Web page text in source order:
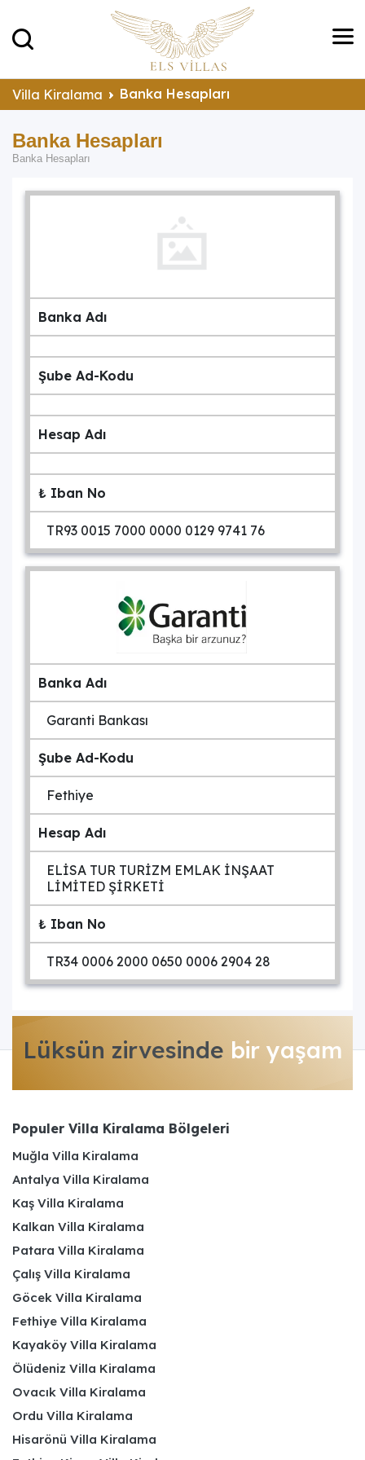
Villa Kiralama Banka Hesapları
Banka Hesapları
Banka Hesapları
Banka Adı
Şube Ad-Kodu
Hesap Adı
₺ Iban No
TR93 0015 7000 0000 0129 9741 76
Banka Adı
Garanti Bankası
Şube Ad-Kodu
Fethiye
Hesap Adı
ELİSA TUR TURİZM EMLAK İNŞAAT
LİMİTED ŞİRKETİ
₺ Iban No
TR34 0006 2000 0650 0006 2904 28
Lüksün zirvesinde bir yaşam
Populer Villa Kiralama Bölgeleri
Muğla Villa Kiralama
Antalya Villa Kiralama
Kaş Villa Kiralama
Kalkan Villa Kiralama
Patara Villa Kiralama
Çalış Villa Kiralama
Göcek Villa Kiralama
Fethiye Villa Kiralama
Kayaköy Villa Kiralama
Ölüdeniz Villa Kiralama
Ovacık Villa Kiralama
Ordu Villa Kiralama
Hisarönü Villa Kiralama